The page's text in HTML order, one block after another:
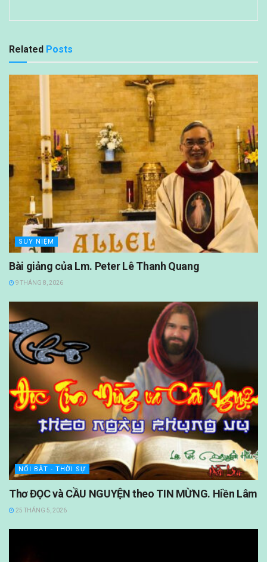
Related Posts
SUY NIỆM
Bài giảng của Lm. Peter Lê Thanh Quang
9 THÁNG 8, 2026
NỔI BẬT - THỜI SỰ
Thơ ĐỌC và CẦU NGUYỆN theo TIN MỪNG. Hiền Lâm
25 THÁNG 5, 2026